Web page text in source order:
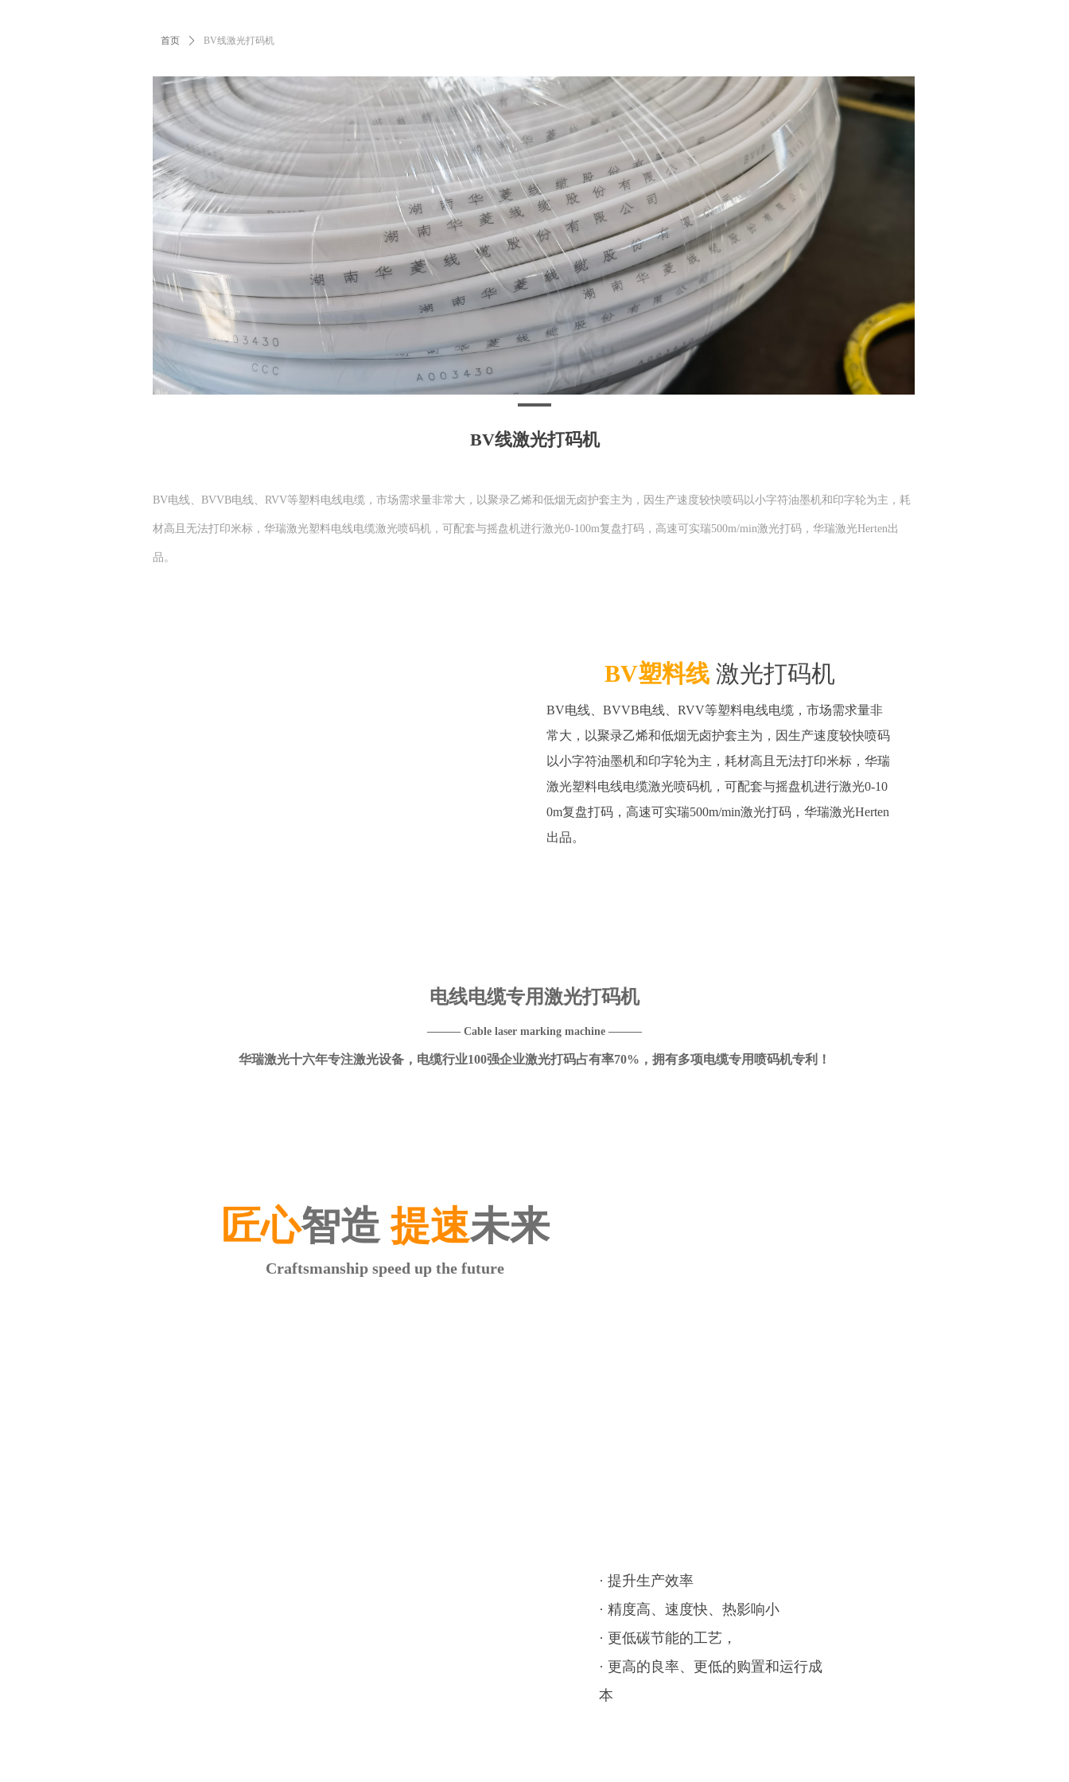
首页 ꄲ BV线激光打码机
BV线激光打码机
BV电线、BVVB电线、RVV等塑料电线电缆，市场需求量非常大，以聚录乙烯和低烟无卤护套主为，因生产速度较快喷码以小字符油墨机和印字轮为主，耗
材高且无法打印米标，华瑞激光塑料电线电缆激光喷码机，可配套与摇盘机进行激光0-100m复盘打码，高速可实瑞500m/min激光打码，华瑞激光Herten出
品。
BV塑料线激光打码机
BV电线、BVVB电线、RVV等塑料电线电缆，市场需求量非
常大，以聚录乙烯和低烟无卤护套主为，因生产速度较快喷码
以小字符油墨机和印字轮为主，耗材高且无法打印米标，华瑞
激光塑料电线电缆激光喷码机，可配套与摇盘机进行激光0-10
0m复盘打码，高速可实瑞500m/min激光打码，华瑞激光Herten
出品。
电线电缆专用激光打码机
——— Cable laser marking machine ———
华瑞激光十六年专注激光设备，电缆行业100强企业激光打码占有率70%，拥有多项电缆专用喷码机专利 ！
匠心智造提速未来
Craftsmanship speed up the future
· 提升生产效率
· 精度高、速度快、热影响小
· 更低碳节能的工艺，
· 更高的良率、更低的购置和运行成
本